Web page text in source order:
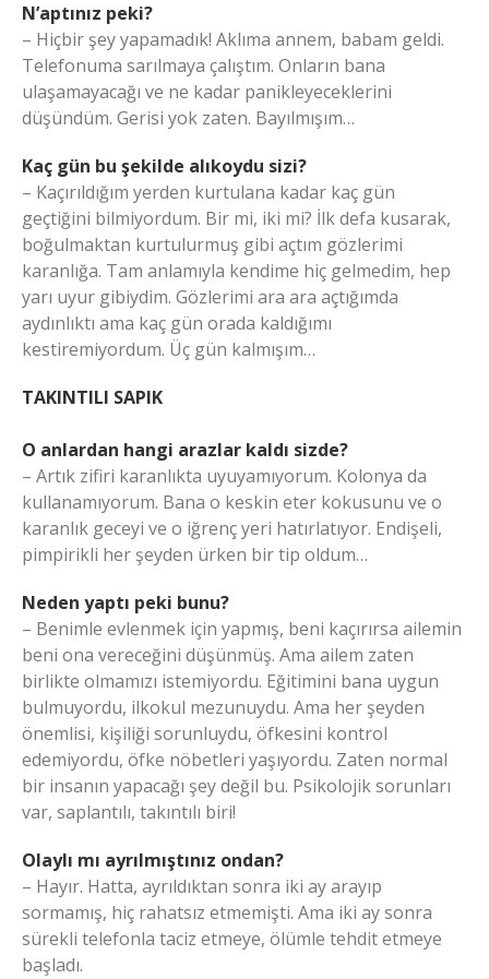
N’aptınız peki?
– Hiçbir şey yapamadık! Aklıma annem, babam geldi.
Telefonuma sarılmaya çalıştım. Onların bana
ulaşamayacağı ve ne kadar panikleyeceklerini
düşündüm. Gerisi yok zaten. Bayılmışım…
Kaç gün bu şekilde alıkoydu sizi?
– Kaçırıldığım yerden kurtulana kadar kaç gün
geçtiğini bilmiyordum. Bir mi, iki mi? İlk defa kusarak,
boğulmaktan kurtulurmuş gibi açtım gözlerimi
karanlığa. Tam anlamıyla kendime hiç gelmedim, hep
yarı uyur gibiydim. Gözlerimi ara ara açtığımda
aydınlıktı ama kaç gün orada kaldığımı
kestiremiyordum. Üç gün kalmışım…
TAKINTILI SAPIK
O anlardan hangi arazlar kaldı sizde?
– Artık zifiri karanlıkta uyuyamıyorum. Kolonya da
kullanamıyorum. Bana o keskin eter kokusunu ve o
karanlık geceyi ve o iğrenç yeri hatırlatıyor. Endişeli,
pimpirikli her şeyden ürken bir tip oldum…
Neden yaptı peki bunu?
– Benimle evlenmek için yapmış, beni kaçırırsa ailemin
beni ona vereceğini düşünmüş. Ama ailem zaten
birlikte olmamızı istemiyordu. Eğitimini bana uygun
bulmuyordu, ilkokul mezunuydu. Ama her şeyden
önemlisi, kişiliği sorunluydu, öfkesini kontrol
edemiyordu, öfke nöbetleri yaşıyordu. Zaten normal
bir insanın yapacağı şey değil bu. Psikolojik sorunları
var, saplantılı, takıntılı biri!
Olaylı mı ayrılmıştınız ondan?
– Hayır. Hatta, ayrıldıktan sonra iki ay arayıp
sormamış, hiç rahatsız etmemişti. Ama iki ay sonra
sürekli telefonla taciz etmeye, ölümle tehdit etmeye
başladı.